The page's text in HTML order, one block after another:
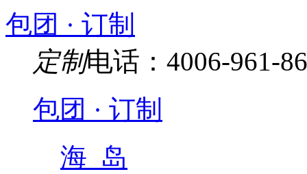
包团 · 订制
定制电话：4006-961-
包团 · 订制
海 岛